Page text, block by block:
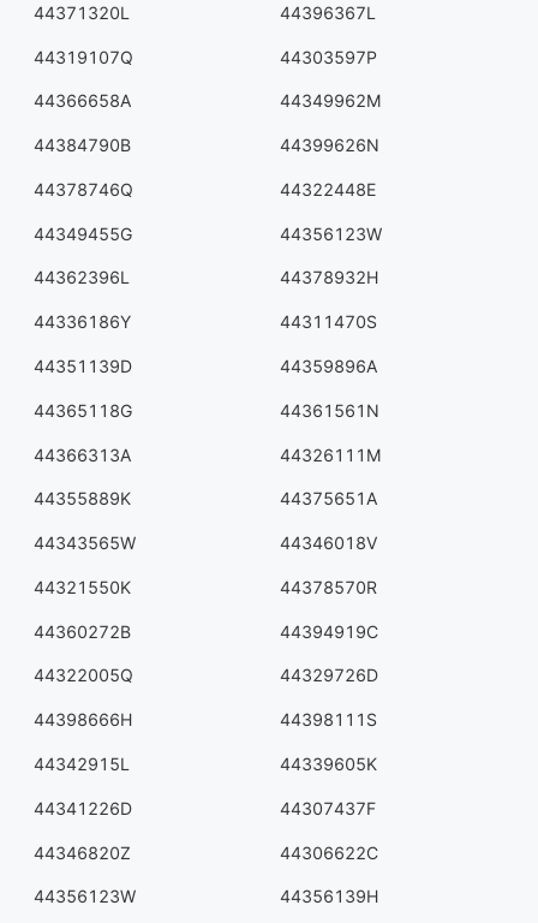
44371320L 44396367L
44319107Q 44303597P
44366658A 44349962M
44384790B 44399626N
44378746Q 44322448E
44349455G 44356123W
44362396L 44378932H
44336186Y 44311470S
44351139D 44359896A
44365118G 44361561N
44366313A 44326111M
44355889K 44375651A
44343565W 44346018V
44321550K 44378570R
44360272B 44394919C
44322005Q 44329726D
44398666H 44398111S
44342915L 44339605K
44341226D 44307437F
44346820Z 44306622C
44356123W 44356139H